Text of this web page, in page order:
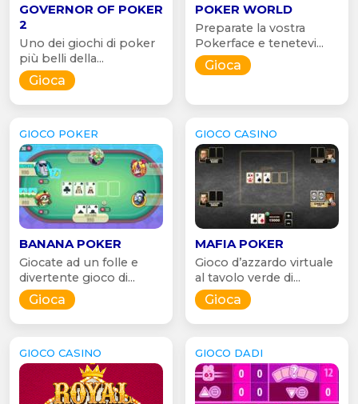
GOVERNOR OF POKER
2
Uno dei giochi di poker
più belli della...
Gioca
POKER WORLD
Preparate la vostra
Pokerface e tenetevi...
Gioca
GIOCO POKER
BANANA POKER
Giocate ad un folle e
divertente gioco di...
Gioca
GIOCO CASINO
MAFIA POKER
Gioco d’azzardo virtuale
al tavolo verde di...
Gioca
GIOCO CASINO GIOCO DADI